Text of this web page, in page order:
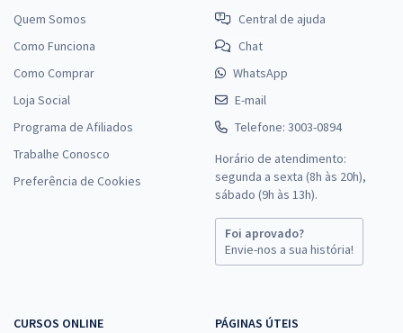
Quem Somos
Como Funciona
Como Comprar
Loja Social
Programa de Afiliados
Trabalhe Conosco
Preferência de Cookies
Central de ajuda
Chat
WhatsApp
E-mail
Telefone: 3003-0894
Horário de atendimento:
segunda a sexta (8h às 20h),
sábado (9h às 13h).
Foi aprovado?
Envie-nos a sua história!
CURSOS ONLINE PÁGINAS ÚTEIS